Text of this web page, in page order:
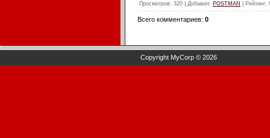
Просмотров: 320 | Добавил: POSTMAN Рейтинг:
Всего комментариев: 0
Copyright MyCorp © 2026